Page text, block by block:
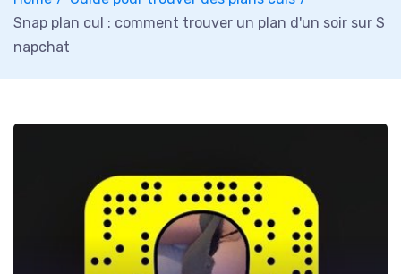
Snap plan cul : comment trouver un plan d'un soir sur S
napchat